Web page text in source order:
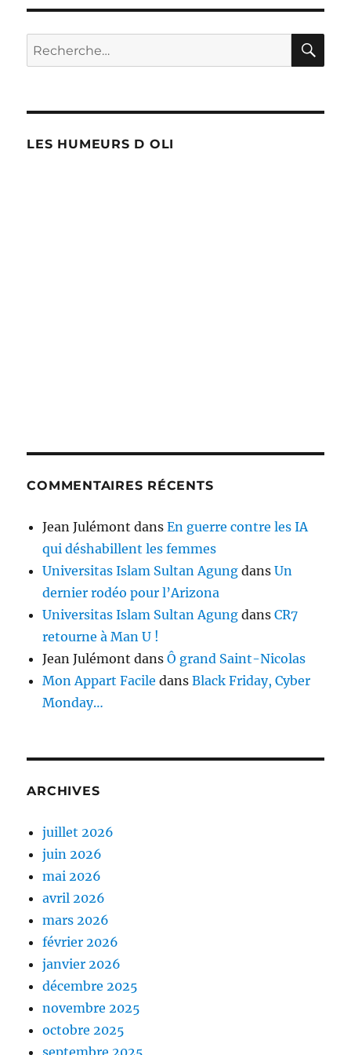
Recherche
pour :
LES HUMEURS D OLI
COMMENTAIRES RÉCENTS
Jean Julémont dansEn guerre contre les IA
qui déshabillent les femmes
Universitas Islam Sultan Agung dansUn
dernier rodéo pour l’Arizona
Universitas Islam Sultan Agung dansCR7
retourne à Man U !
Jean Julémont dansÔ grand Saint-Nicolas
Mon Appart Facile dansBlack Friday, Cyber
Monday…
ARCHIVES
juillet 2026
juin 2026
mai 2026
avril 2026
mars 2026
février 2026
janvier 2026
décembre 2025
novembre 2025
octobre 2025
septembre 2025